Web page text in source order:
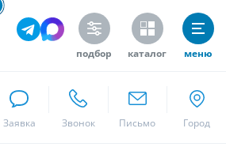
подбор каталог меню